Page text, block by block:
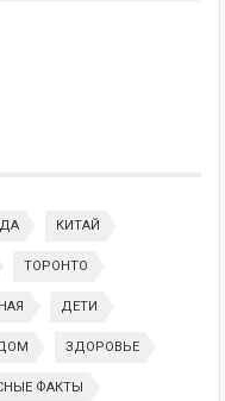
КИТАЙ
ТОРОНТО
ДЕТИ
ЗДОРОВЬЕ
ФАКТЫ